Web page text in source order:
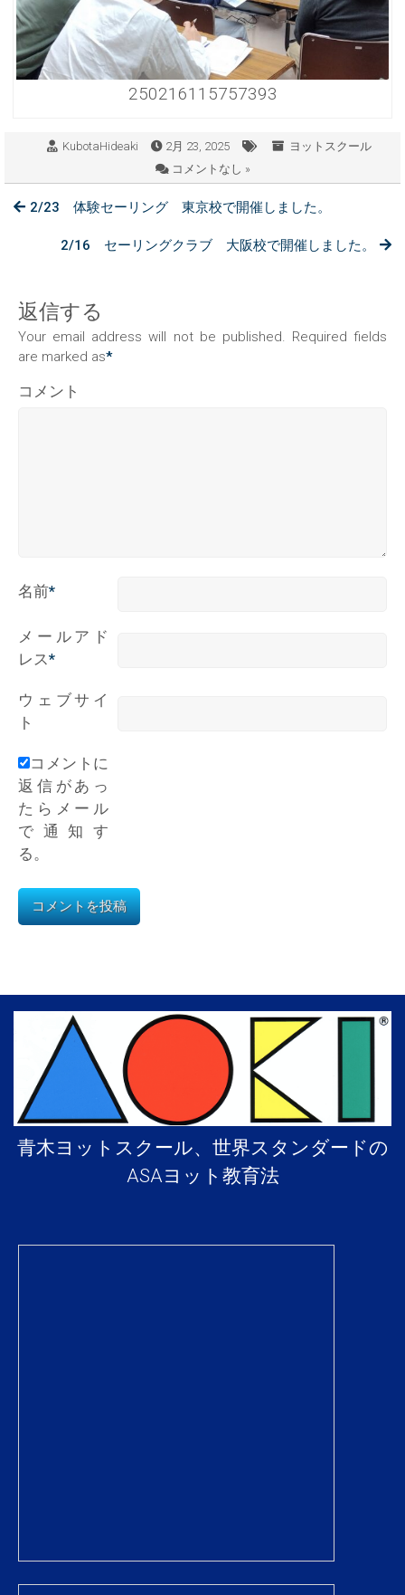
250216115757393
KubotaHideaki 2月 23, 2025
ヨットスクール
コメントなし »
2/23 体験セーリング 東京校で開催しました。
2/16 セーリングクラブ 大阪校で開催しました。
返信する
Your email address will not be published. Required fields
are marked as*
コメント
名前*
メールアド
レス*
ウェブサイ
ト
コメントに
返信があっ
たらメール
で通知す
る。
青木ヨットスクール、世界スタンダードの
ASAヨット教育法